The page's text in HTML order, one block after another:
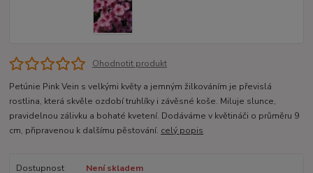
Ohodnotit produkt
Petúnie Pink Vein s velkými květy a jemným žilkováním je převislá
rostlina, která skvěle ozdobí truhlíky i závěsné koše. Miluje slunce,
pravidelnou zálivku a bohaté kvetení. Dodáváme v květináči o průměru 9
cm, připravenou k dalšímu pěstování. celý popis
Dostupnost
Není skladem